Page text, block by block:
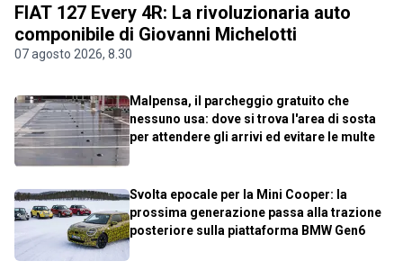
FIAT 127 Every 4R: La rivoluzionaria auto
componibile di Giovanni Michelotti
07 agosto 2026, 8.30
Malpensa, il parcheggio gratuito che
nessuno usa: dove si trova l'area di sosta
per attendere gli arrivi ed evitare le multe
Svolta epocale per la Mini Cooper: la
prossima generazione passa alla trazione
posteriore sulla piattaforma BMW Gen6